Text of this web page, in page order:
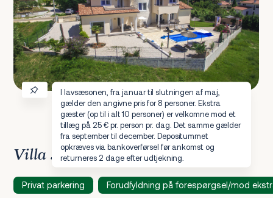
I lavsæsonen, fra januar til slutningen af maj,
gælder den angivne pris for 8 personer. Ekstra
gæster (op til i alt 10 personer) er velkomne mod et
tillæg på 25 € pr. person pr. dag. Det samme gælder
fra september til december. Depositummet
opkræves via bankoverførsel før ankomst og
returneres 2 dage efter udtjekning.
Villa specialitet
Privat parkering Forudfyldning på forespørgsel/mod